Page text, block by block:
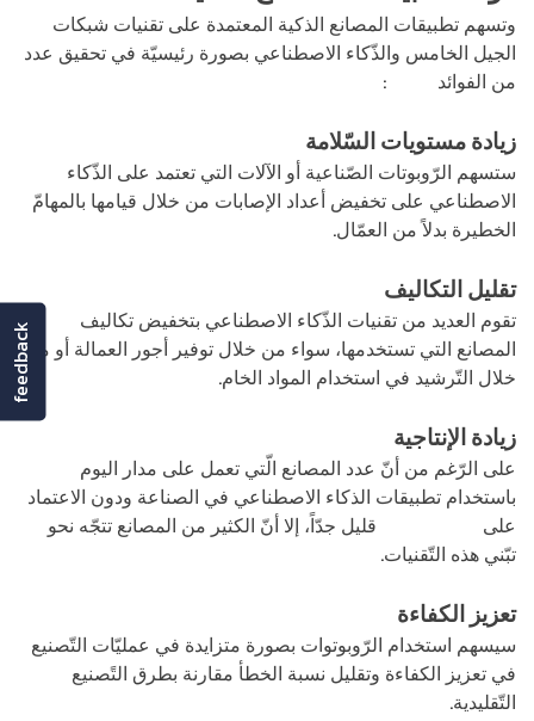
وتسهم تطبيقات المصانع الذكية المعتمدة على تقنيات شبكات
الجيل الخامس والذّكاء الاصطناعي بصورة رئيسيّة في تحقيق عدد
من الفوائد
:
زيادة مستويات السّلامة
ستسهم الرّوبوتات الصّناعية أو الآلات التي تعتمد على الذّكاء
الاصطناعي على تخفيض أعداد الإصابات من خلال قيامها بالمهامّ
الخطيرة بدلاً من العمّال.
تقليل التكاليف
تقوم العديد من تقنيات الذّكاء الاصطناعي بتخفيض تكاليف
المصانع التي تستخدمها، سواء من خلال توفير أجور العمالة أو من
خلال التّرشيد في استخدام المواد الخام.
زيادة الإنتاجية
على الرّغم من أنّ عدد المصانع الّتي تعمل على مدار اليوم
باستخدام تطبيقات الذكاء الاصطناعي في الصناعة ودون الاعتماد
على
قليل جدّاً، إلا أنّ الكثير من المصانع تتجّه نحو
تبّني هذه التّقنيات.
تعزيز الكفاءة
سيسهم استخدام الرّوبوتوات بصورة متزايدة في عمليّات التّصنيع
في تعزيز الكفاءة وتقليل نسبة الخطأ مقارنة بطرق التًصنيع
التّقليدية.
feedback